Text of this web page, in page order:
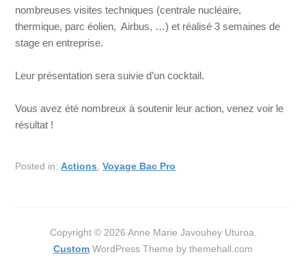
nombreuses visites techniques (centrale nucléaire,
thermique, parc éolien, Airbus, …) et réalisé 3 semaines de
stage en entreprise.
Leur présentation sera suivie d’un cocktail.
Vous avez été nombreux à soutenir leur action, venez voir le
résultat !
Posted in:Actions ,Voyage Bac Pro
Copyright © 2026 Anne Marie Javouhey Uturoa.
Custom WordPress Theme by themehall.com